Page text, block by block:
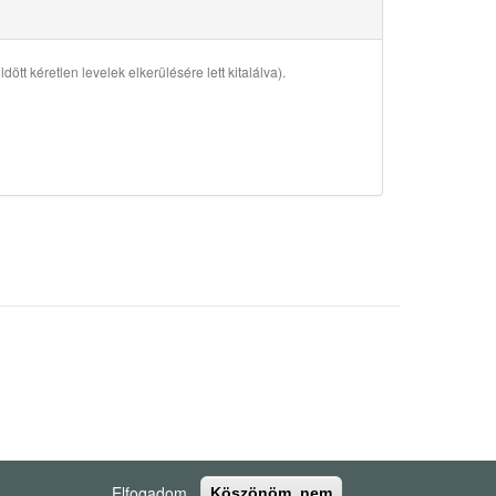
kéretlen levelek elkerülésére lett kitalálva).